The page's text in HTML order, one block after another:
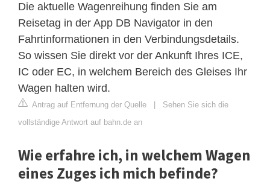
Die aktuelle Wagenreihung finden Sie am
Reisetag in der App DB Navigator in den
Fahrtinformationen in den Verbindungsdetails.
So wissen Sie direkt vor der Ankunft Ihres ICE,
IC oder EC, in welchem Bereich des Gleises Ihr
Wagen halten wird.
Antrag auf Entfernung der Quelle
Sehen Sie sich die
vollständige Antwort auf bahn.de an
Wie erfahre ich, in welchem ​​Wagen
eines Zuges ich mich befinde?